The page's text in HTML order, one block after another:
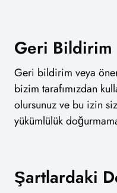
Geri Bildirim
Geri bildirim veya
bizim tarafımızdan
olursunuz ve bu izin
yükümlülük
Şartlardaki